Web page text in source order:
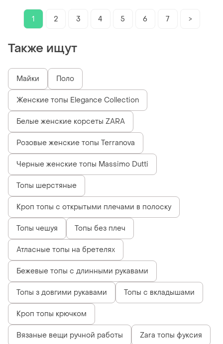
1 2 3 4 5 6 7 >
Также ищут
Майки Поло
Женские топы Elegance Collection
Белые женские корсеты ZARA
Розовые женские топы Terranova
Черные женские топы Massimo Dutti
Топы шерстяные
Кроп топы с открытыми плечами в полоску
Топы чешуя Топы без плеч
Атласные топы на бретелях
Бежевые топы с длинными рукавами
Топы з довгими рукавами Топы с вкладышами
Кроп топы крючком
Вязаные вещи ручной работы Zara топы фуксия